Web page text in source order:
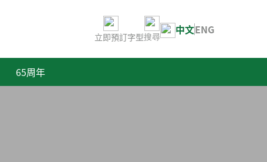
立即預訂字型搜尋
中文ENG
65周年